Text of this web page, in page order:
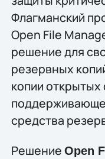
Флагманский
Open File
решение для
резервных
копии открытых
средства
Решение Open